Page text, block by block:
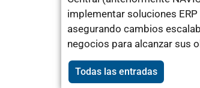
implementar soluciones
asegurando cambios
negocios para alcanzar sus
Todas las entradas